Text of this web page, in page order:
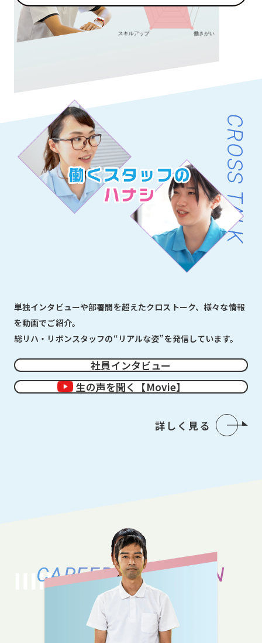
CROSS TALK
単独インタビューや部署間を超えたクロストーク、様々な情報
を動画でご紹介。
総リハ・リボンスタッフの“リアルな姿”を発信しています。
社員インタビュー
生の声を聞く【Movie】
詳しく見る
CAREER VARIATION
キャリアバリエーション
それぞれのキャリアの築き方、働き方の
バリエーションをご紹介いたします。